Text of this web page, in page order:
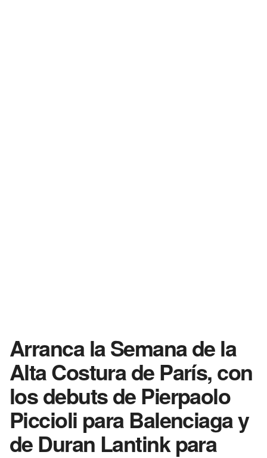
Arranca la Semana de la
Alta Costura de París, con
los debuts de Pierpaolo
Piccioli para Balenciaga y
de Duran Lantink para